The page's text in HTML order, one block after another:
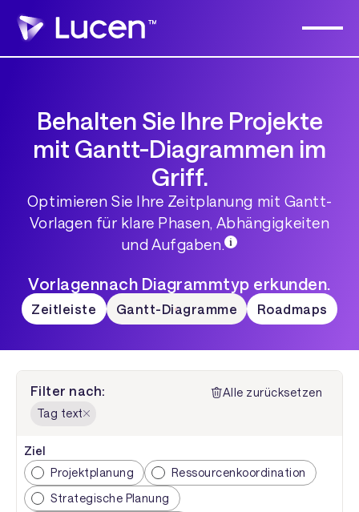
Behalten Sie Ihre Projekte
mit Gantt-Diagrammen im
Griff.
Optimieren Sie Ihre Zeitplanung mit Gantt-
Vorlagen für klare Phasen, Abhängigkeiten
und Aufgaben.
Vorlagennach Diagrammtyp erkunden.
Zeitleiste Gantt-Diagramme Roadmaps
Filter nach:
Tag text
Alle zurücksetzen
Ziel
Projektplanung
Ressourcenkoordination
Strategische Planung